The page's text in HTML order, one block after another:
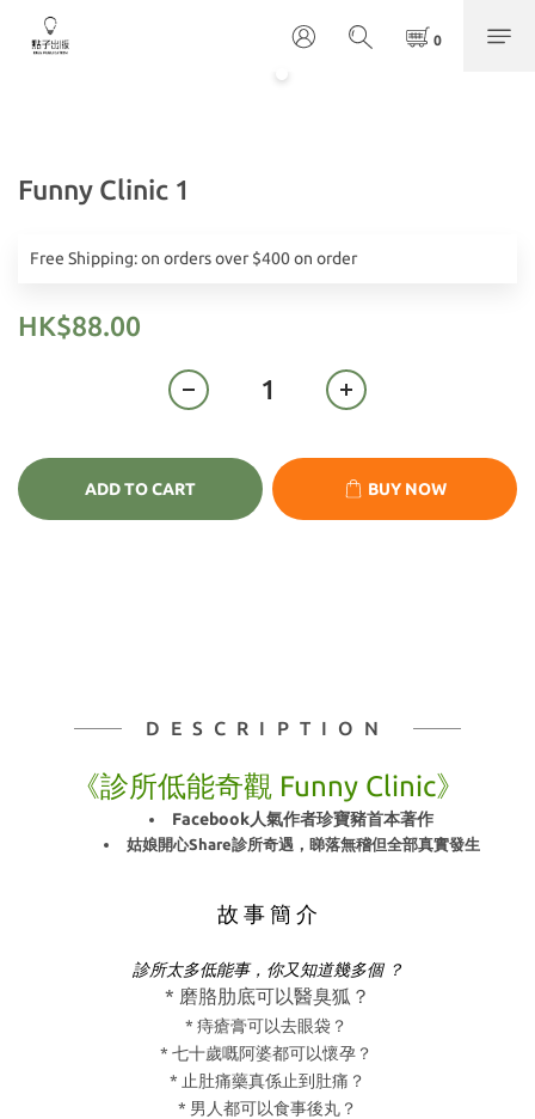
Funny Clinic 1
Free Shipping: on orders over $400 on order
HK$88.00
ADD TO CART BUY NOW
DESCRIPTION
《診所低能奇觀 Funny Clinic》
Facebook人氣作者珍寶豬首本著作
姑娘開心Share診所奇遇，睇落無稽但全部真實發生
故 事 簡 介
診所太多低能事，你又知道幾多個 ？
* 磨胳肋底可以醫臭狐？
* 痔瘡膏可以去眼袋？
* 七十歲嘅阿婆都可以懷孕？
* 止肚痛藥真係止到肚痛？
* 男人都可以食事後丸？